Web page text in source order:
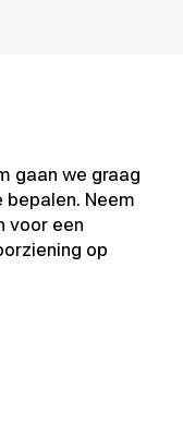
gaan we graag
bepalen. Neem
voor een
op